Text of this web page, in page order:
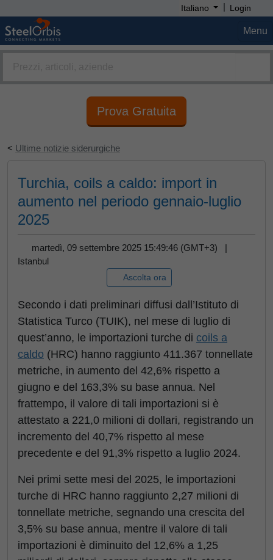
Italiano | Login
Menu
Prova Gratuita
< Ultime notizie siderurgiche
Turchia, coils a caldo: import in
aumento nel periodo gennaio-luglio
2025
martedì, 09 settembre 2025 15:49:46 (GMT+3) |
Istanbul
Ascolta ora
Secondo i dati preliminari diffusi dall’Istituto di
Statistica Turco (TUIK), nel mese di luglio di
quest’anno, le importazioni turche di coils a
caldo (HRC) hanno raggiunto 411.367 tonnellate
metriche, in aumento del 42,6% rispetto a
giugno e del 163,3% su base annua. Nel
frattempo, il valore di tali importazioni si è
attestato a 221,0 milioni di dollari, registrando un
incremento del 40,7% rispetto al mese
precedente e del 91,3% rispetto a luglio 2024.
Nei primi sette mesi del 2025, le importazioni
turche di HRC hanno raggiunto 2,27 milioni di
tonnellate metriche, segnando una crescita del
3,5% su base annua, mentre il valore di tali
importazioni è diminuito del 12,6% a 1,25